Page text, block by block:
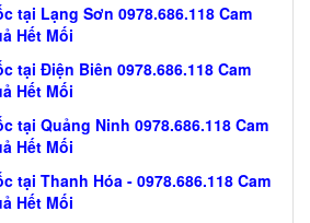
tại Lạng Sơn 0978.686.118 Cam
Hết Mối
tại Điện Biên 0978.686.118 Cam
Hết Mối
tại Quảng Ninh 0978.686.118 Cam
Hết Mối
tại Thanh Hóa - 0978.686.118 Cam
Hết Mối